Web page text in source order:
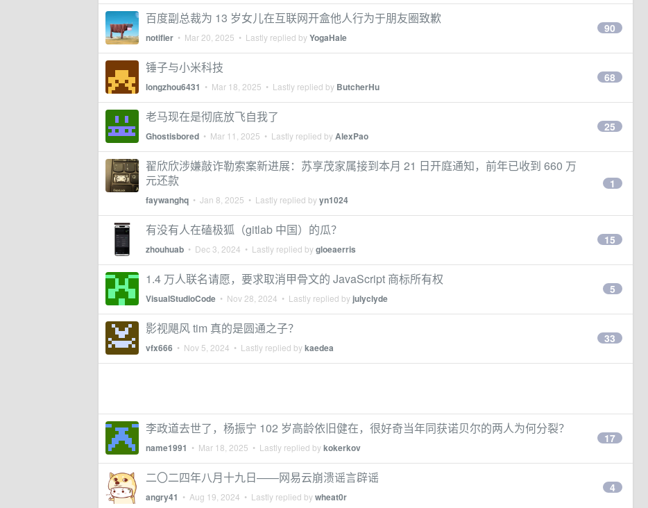
百度副总裁为 13 岁女儿在互联网开盒他人行为于朋友圈致歉
notifier • Mar 20, 2025 • Lastly replied byYogaHale
90
锤子与小米科技
longzhou6431 • Mar 18, 2025 • Lastly replied by ButcherHu
68
老马现在是彻底放飞自我了
Ghostisbored • Mar 11, 2025 • Lastly replied byAlexPao
25
翟欣欣涉嫌敲诈勒索案新进展：苏享茂家属接到本月 21 日开庭通知，前年已收到 660 万
元还款
faywanghq • Jan 8, 2025 • Lastly replied byyn1024
1
有没有人在磕极狐（gitlab 中国）的瓜？
zhouhuab • Dec 3, 2024 • Lastly replied bygloeaerris
15
1.4 万人联名请愿，要求取消甲骨文的 JavaScript 商标所有权
VisualStudioCode • Nov 28, 2024 • Lastly replied by julyclyde
5
影视飓风 tim 真的是圆通之子？
vfx666 • Nov 5, 2024 • Lastly replied bykaedea
33
李政道去世了，杨振宁 102 岁高龄依旧健在，很好奇当年同获诺贝尔的两人为何分裂？
name1991 • Mar 18, 2025 • Lastly replied bykokerkov
17
二〇二四年八月十九日——网易云崩溃谣言辟谣
angry41 • Aug 19, 2024 • Lastly replied bywheat0r
4